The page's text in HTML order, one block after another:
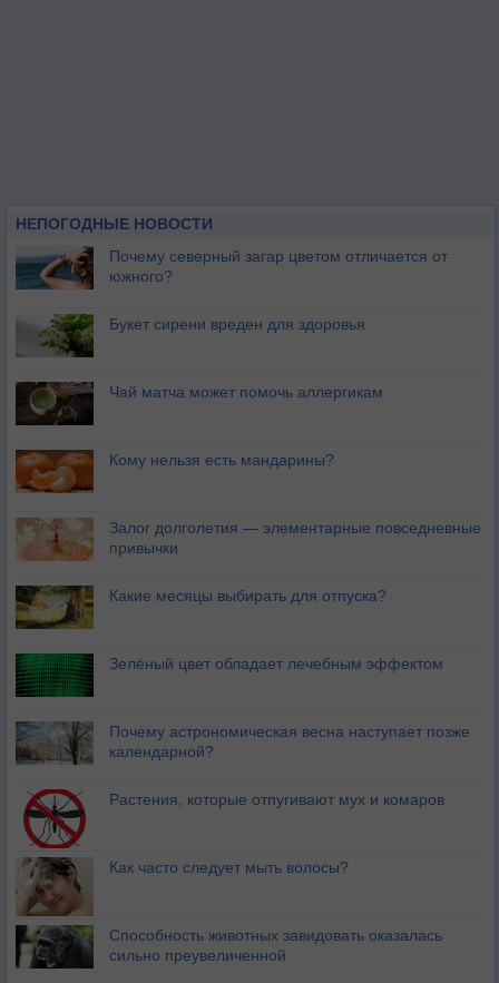
НЕПОГОДНЫЕ НОВОСТИ
Почему северный загар цветом отличается от
южного?
Букет сирени вреден для здоровья
Чай матча может помочь аллергикам
Кому нельзя есть мандарины?
Залог долголетия — элементарные повседневные
привычки
Какие месяцы выбирать для отпуска?
Зелёный цвет обладает лечебным эффектом
Почему астрономическая весна наступает позже
календарной?
Растения, которые отпугивают мух и комаров
Как часто следует мыть волосы?
Способность животных завидовать оказалась
сильно преувеличенной